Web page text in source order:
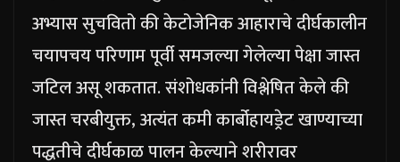
अभ्यास सुचवितो की केटोजेनिक आहाराचे दीर्घकालीन
चयापचय परिणाम पूर्वी समजल्या गेलेल्या पेक्षा जास्त
जटिल असू शकतात. संशोधकांनी विश्लेषित केले की
जास्त चरबीयुक्त, अत्यंत कमी कार्बोहायड्रेट खाण्याच्या
पद्धतीचे दीर्घकाळ पालन केल्याने शरीरावर